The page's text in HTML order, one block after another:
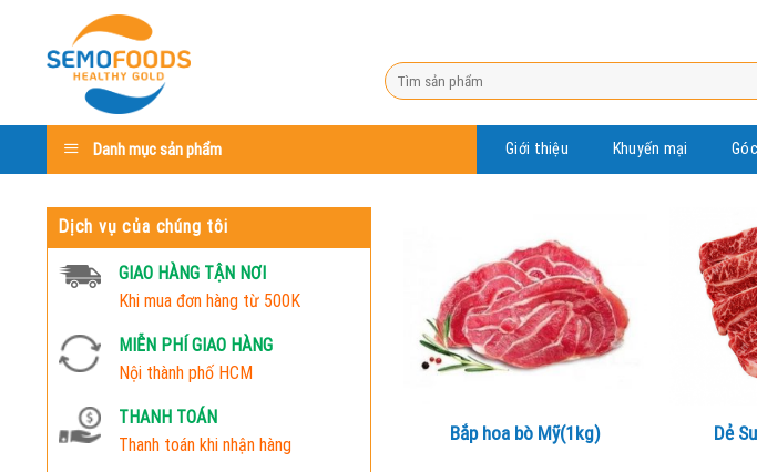
content
Search
for:
Danh mục sản phẩm Giới thiệu Khuyến mại
Dịch vụ của chúng tôi
GIAO HÀNG TẬN NƠI
Khi mua đơn hàng từ 500K
MIỄN PHÍ GIAO HÀNG
Nội thành phố HCM
THANH TOÁN
Thanh toán khi nhận hàng
Bắp hoa bò Mỹ(1kg) Dẻ